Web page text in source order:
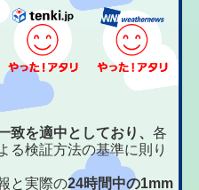
致を適中としており、各
る検証方法の基準に則り
と実際の24時間中の1mm